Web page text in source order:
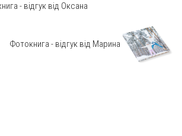
- відгук від Оксана
Фотокнига - відгук від Марина